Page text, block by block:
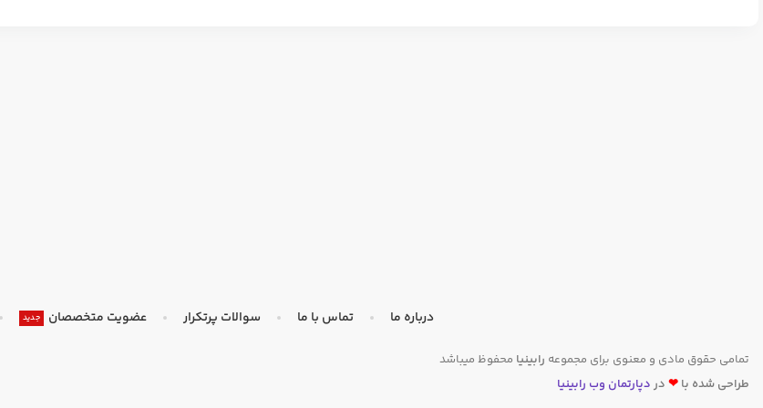
درباره ما تماس با ما سوالات پرتکرار عضویت متخصصان جدید
تمامی حقوق مادی و معنوی برای مجموعه رابینیا محفوظ میباشد
طراحی شده با ❤ در دپارتمان وب رابینیا​​